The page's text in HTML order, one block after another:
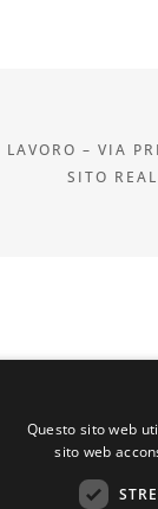
LAVORO – VIA
SITO
Questo sito web
sito web